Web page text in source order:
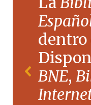
dentro
BNE,